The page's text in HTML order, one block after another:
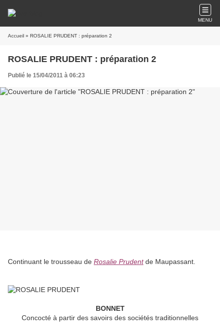
MENU
Accueil » ROSALIE PRUDENT : préparation 2
ROSALIE PRUDENT : préparation 2
Publié le 15/04/2011 à 06:23
Continuant le trousseau de Rosalie Prudentde Maupassant.
BONNET
Concocté à partir des savoirs des sociétés traditionnelles